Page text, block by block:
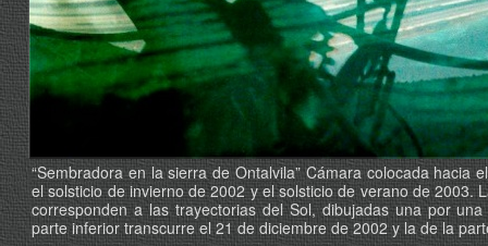
“Sembradora en la sierra de Ontalvila” Cámara colocada hacia
el solsticio de invierno de 2002 y el solsticio de verano de 2003.
corresponden a las trayectorias del Sol, dibujadas una por
parte inferior transcurre el 21 de diciembre de 2002 y la de la